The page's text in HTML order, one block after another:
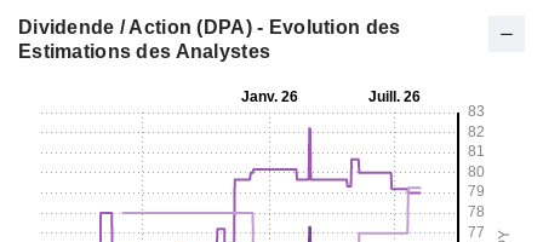
Dividende / Action (DPA) - Evolution des
Estimations des Analystes